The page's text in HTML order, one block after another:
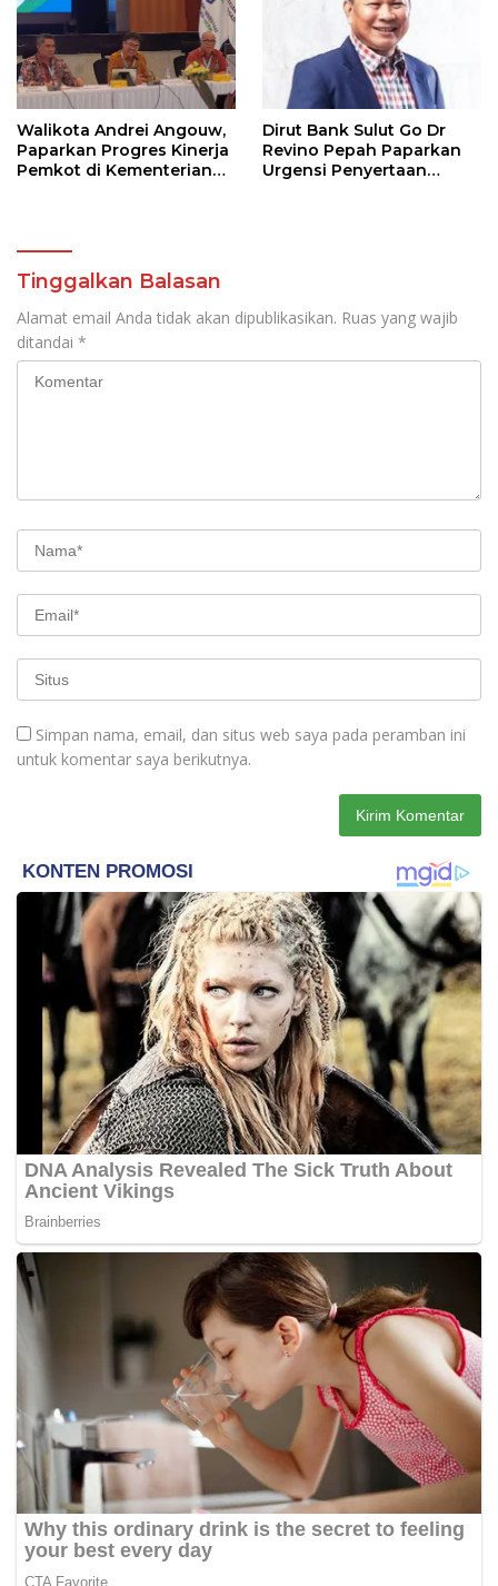
Walikota Andrei Angouw,
Paparkan Progres Kinerja
Pemkot di Kementerian
Dirut Bank Sulut Go Dr
Revino Pepah Paparkan
Urgensi Penyertaan
Tinggalkan Balasan
Alamat email Anda tidak akan dipublikasikan. Ruas yang wajib
ditandai *
Simpan nama, email, dan situs web saya pada peramban ini
untuk komentar saya berikutnya.